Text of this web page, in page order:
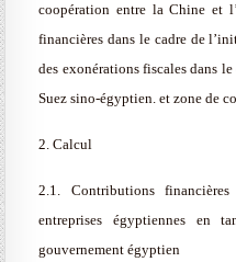
coopération entre la Chine et
financières dans le cadre de
des exonérations fiscales dans
Suez sino-égyptien. et zone de
2. Calcul
2.1. Contributions
entreprises égyptiennes en
gouvernement égyptien